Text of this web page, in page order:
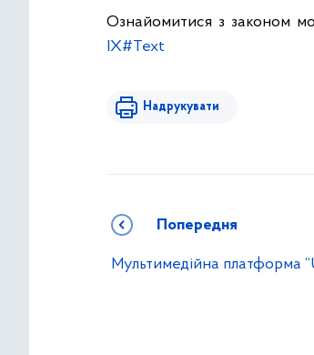
Ознайомитися з законом
IX#Text
Надрукувати
Попередня
Мультимедійна платформа